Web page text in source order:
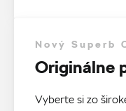
Nový Superb
Originálne
Vyberte si zo